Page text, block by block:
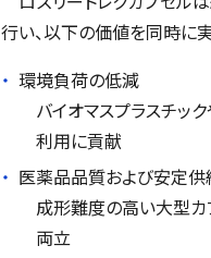
行い、以下の価値を同時に
環境負荷の低減
バイオマスプラスチッ
利用に貢献
医薬品品質および安定
成形難度の高い大型カ
両立